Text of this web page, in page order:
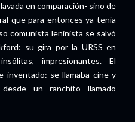
en comparación- sino de
que para entonces ya tenía
comunista leninista se salvó
su gira por la URSS en
impresionantes. El
inventado: se llamaba cine y
un ranchito llamado